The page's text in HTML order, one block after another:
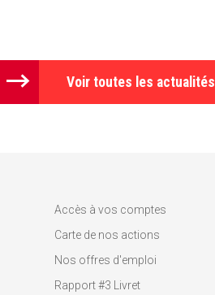
Voir toutes les actualités
Accès à vos comptes
Carte de nos actions
Nos offres d'emploi
Rapport #3 Livret